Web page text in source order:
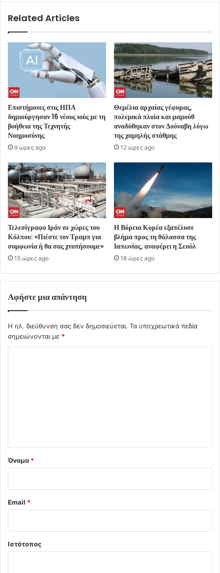
Related Articles
Επιστήμονες στις ΗΠΑ
δημιούργησαν 16 νέους ιούς με τη
βοήθεια της Τεχνητής
Νοημοσύνης
9 ώρες ago
Θεμέλια αρχαίας γέφυρας,
πολεμικά πλοία και μαμούθ
αναδύθηκαν στον Δούναβη λόγω
της χαμηλής στάθμης
12 ώρες ago
Τελεσίγραφο Ιράν σε χώρες του
Κόλπου: «Πιέστε τον Τραμπ για
συμφωνία ή θα σας χτυπήσουμε»
15 ώρες ago
Η Βόρεια Κορέα εξαπέλυσε
βλήμα προς τη θάλασσα της
Ιαπωνίας, αναφέρει η Σεούλ
18 ώρες ago
Αφήστε μια απάντηση
Η ηλ. διεύθυνση σας δεν δημοσιεύεται. Τα υποχρεωτικά πεδία
σημειώνονται με *
Όνομα *
Email *
Ιστότοπος